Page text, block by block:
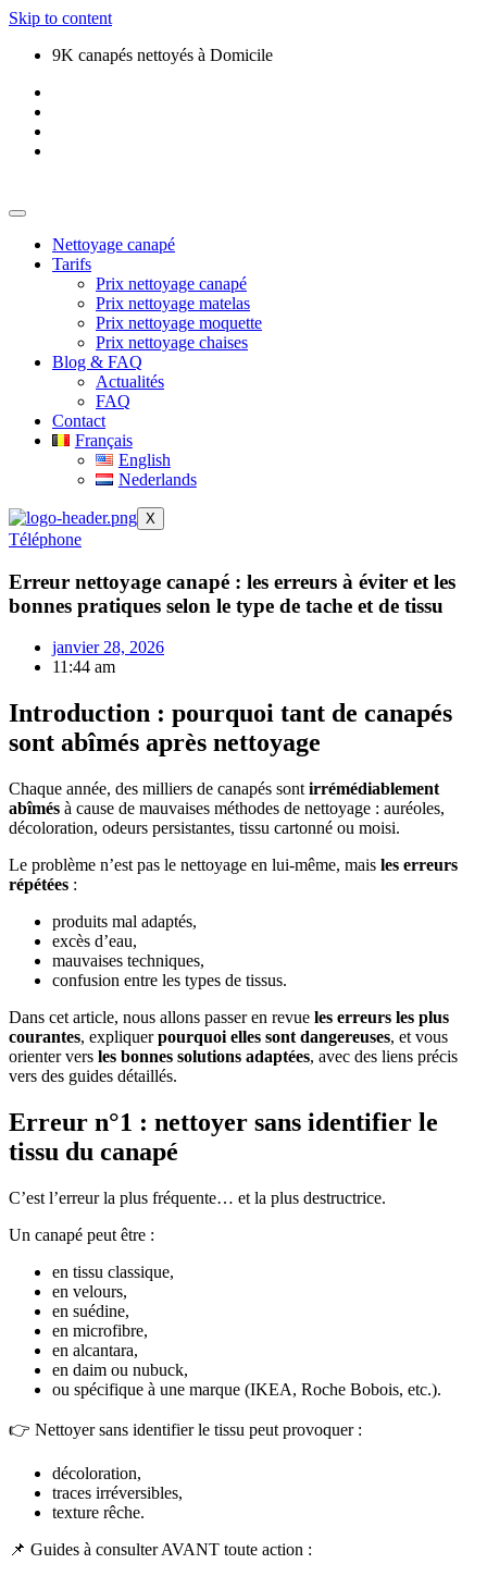
Skip to content
9K canapés nettoyés à Domicile
Nettoyage canapé
Tarifs
Prix nettoyage canapé
Prix nettoyage matelas
Prix nettoyage moquette
Prix nettoyage chaises
Blog & FAQ
Actualités
FAQ
Contact
Français
English
Nederlands
X
Téléphone
Erreur nettoyage canapé : les erreurs à éviter et les
bonnes pratiques selon le type de tache et de tissu
janvier 28, 2026
11:44 am
Introduction : pourquoi tant de canapés
sont abîmés après nettoyage
Chaque année, des milliers de canapés sont irrémédiablement
abîmés à cause de mauvaises méthodes de nettoyage : auréoles,
décoloration, odeurs persistantes, tissu cartonné ou moisi.
Le problème n’est pas le nettoyage en lui-même, mais les erreurs
répétées :
produits mal adaptés,
excès d’eau,
mauvaises techniques,
confusion entre les types de tissus.
Dans cet article, nous allons passer en revue les erreurs les plus
courantes, expliquerpourquoi elles sont dangereuses, et vous
orienter vers les bonnes solutions adaptées, avec des liens précis
vers des guides détaillés.
Erreur n°1 : nettoyer sans identifier le
tissu du canapé
C’est l’erreur la plus fréquente… et la plus destructrice.
Un canapé peut être :
en tissu classique,
en velours,
en suédine,
en microfibre,
en alcantara,
en daim ou nubuck,
ou spécifique à une marque (IKEA, Roche Bobois, etc.).
👉 Nettoyer sans identifier le tissu peut provoquer :
décoloration,
traces irréversibles,
texture rêche.
📌 Guides à consulter AVANT toute action :